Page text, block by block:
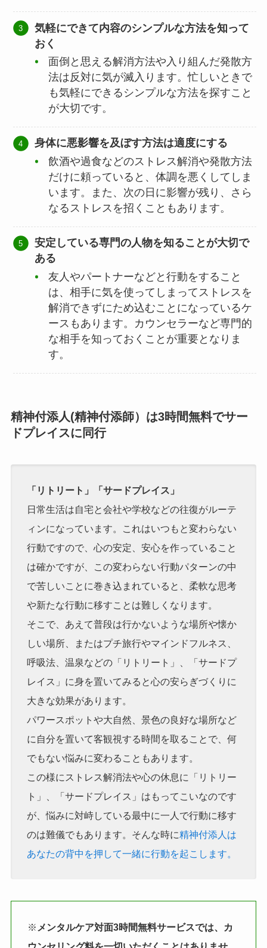
気軽にできて内容のシンプルな方法を知って
おく
面倒と思える解消方法や入り組んだ発散方
法は反対に気が滅入ります。忙しいときで
も気軽にできるシンプルな方法を探すこと
が大切です。
身体に悪影響を及ぼす方法は適度にする
飲酒や過食などのストレス解消や発散方法
だけに頼っていると、体調を悪くしてしま
います。また、次の日に影響が残り、さら
なるストレスを招くこともあります。
安定している専門の人物を知ることが大切で
ある
友人やパートナーなどと行動をすること
は、相手に気を使ってしまってストレスを
解消できずにため込むことになっているケ
ースもあります。カウンセラーなど専門的
な相手を知っておくことが重要となりま
す。
精神付添人(精神付添師）は3時間無料でサー
ドプレイスに同行
「リトリート」「サードプレイス」
日常生活は自宅と会社や学校などの往復がルーテ
ィンになっています。これはいつもと変わらない
行動ですので、心の安定、安心を作っていること
は確かですが、この変わらない行動パターンの中
で苦しいことに巻き込まれていると、柔軟な思考
や新たな行動に移すことは難しくなります。
そこで、あえて普段は行かないような場所や懐か
しい場所、またはプチ旅行やマインドフルネス、
呼吸法、温泉などの「リトリート」、「サードプ
レイス」に身を置いてみると心の安らぎづくりに
大きな効果があります。
パワースポットや大自然、景色の良好な場所など
に自分を置いて客観視する時間を取ることで、何
でもない悩みに変わることもあります。
この様にストレス解消法や心の休息に「リトリー
ト」、「サードプレイス」はもってこいなのです
が、悩みに対峙している最中に一人で行動に移す
のは難儀でもあります。そんな時に精神付添人は
あなたの背中を押して一緒に行動を起こします。
※ メンタルケア対面3時間無料サービスでは、カ